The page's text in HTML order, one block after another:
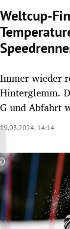
Untermenü
Untermenü
Untermenü
Untermenü
Untermenü
Weltcup-
Immer wieder
Hinterglemm.
G und Abfahrt
19.03.2024, 14:14
Copyright-Hinweis